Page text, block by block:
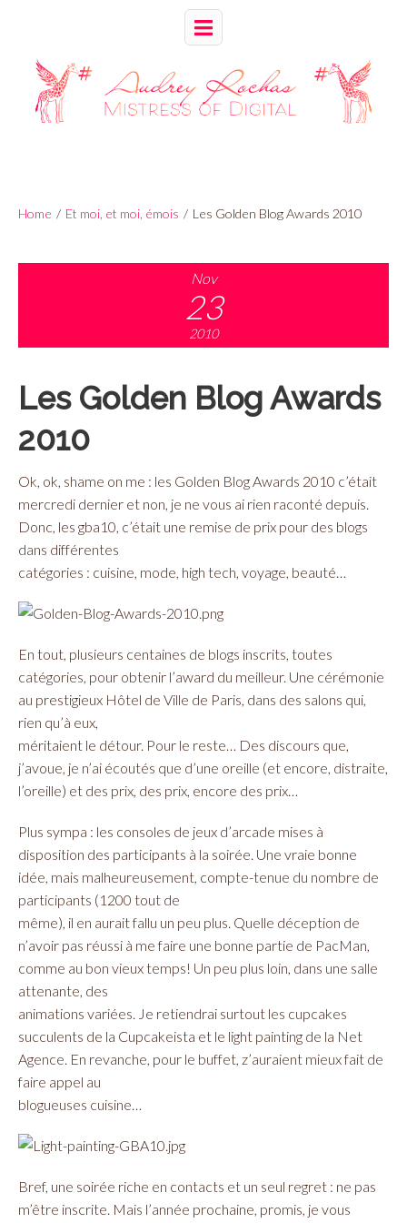
Home / Et moi, et moi, émois / Les Golden Blog Awards 2010
Nov
23
2010
Les Golden Blog Awards
2010
Ok, ok, shame on me : les Golden Blog Awards 2010 c’était
mercredi dernier et non, je ne vous ai rien raconté depuis.
Donc, les gba10, c’était une remise de prix pour des blogs
dans différentes
catégories : cuisine, mode, high tech, voyage, beauté…
En tout, plusieurs centaines de blogs inscrits, toutes
catégories, pour obtenir l’award du meilleur. Une cérémonie
au prestigieux Hôtel de Ville de Paris, dans des salons qui,
rien qu’à eux,
méritaient le détour. Pour le reste… Des discours que,
j’avoue, je n’ai écoutés que d’une oreille (et encore, distraite,
l’oreille) et des prix, des prix, encore des prix…
Plus sympa : les consoles de jeux d’arcade mises à
disposition des participants à la soirée. Une vraie bonne
idée, mais malheureusement, compte-tenue du nombre de
participants (1200 tout de
même), il en aurait fallu un peu plus. Quelle déception de
n’avoir pas réussi à me faire une bonne partie de PacMan,
comme au bon vieux temps! Un peu plus loin, dans une salle
attenante, des
animations variées. Je retiendrai surtout les cupcakes
succulents de la Cupcakeista et le light painting de la Net
Agence. En revanche, pour le buffet, z’auraient mieux fait de
faire appel au
blogueuses cuisine…
Bref, une soirée riche en contacts et un seul regret : ne pas
m’être inscrite. Mais l’année prochaine, promis, je vous